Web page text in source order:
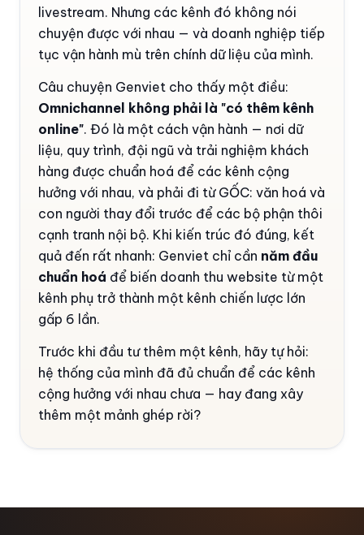
livestream. Nhưng các kênh đó không nói
chuyện được với nhau — và doanh nghiệp tiếp
tục vận hành mù trên chính dữ liệu của mình.
Câu chuyện Genviet cho thấy một điều:
Omnichannel không phải là "có thêm kênh
online". Đó là một cách vận hành — nơi dữ
liệu, quy trình, đội ngũ và trải nghiệm khách
hàng được chuẩn hoá để các kênh cộng
hưởng với nhau, và phải đi từ GỐC: văn hoá và
con người thay đổi trước để các bộ phận thôi
cạnh tranh nội bộ. Khi kiến trúc đó đúng, kết
quả đến rất nhanh: Genviet chỉ cần năm đầu
chuẩn hoá để biến doanh thu website từ một
kênh phụ trở thành một kênh chiến lược lớn
gấp 6 lần.
Trước khi đầu tư thêm một kênh, hãy tự hỏi:
hệ thống của mình đã đủ chuẩn để các kênh
cộng hưởng với nhau chưa — hay đang xây
thêm một mảnh ghép rời?